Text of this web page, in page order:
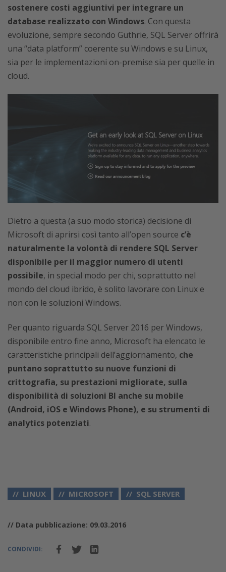
sostenere costi aggiuntivi per integrare un
database realizzato con Windows. Con questa
evoluzione, sempre secondo Guthrie, SQL Server offrirà
una “data platform” coerente su Windows e su Linux,
sia per le implementazioni on-premise sia per quelle in
cloud.
Dietro a questa (a suo modo storica) decisione di
Microsoft di aprirsi così tanto all’open source c’è
naturalmente la volontà di rendere SQL Server
disponibile per il maggior numero di utenti
possibile, in special modo per chi, soprattutto nel
mondo del cloud ibrido, è solito lavorare con Linux e
non con le soluzioni Windows.
Per quanto riguarda SQL Server 2016 per Windows,
disponibile entro fine anno, Microsoft ha elencato le
caratteristiche principali dell’aggiornamento, che
puntano soprattutto su nuove funzioni di
crittografia, su prestazioni migliorate, sulla
disponibilità di soluzioni BI anche su mobile
(Android, iOS e Windows Phone), e su strumenti di
analytics potenziati.
LINUX MICROSOFT SQL SERVER
// Data pubblicazione: 09.03.2016
CONDIVIDI: